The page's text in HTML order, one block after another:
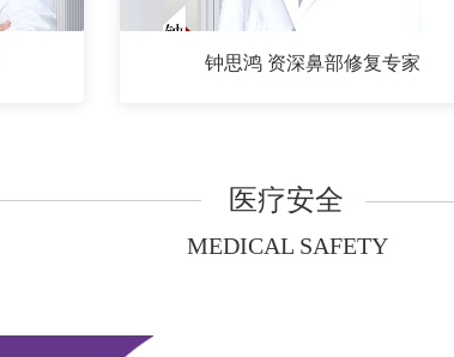
钟思鸿 资深鼻部修复专家
医疗安全
MEDICAL SAFETY